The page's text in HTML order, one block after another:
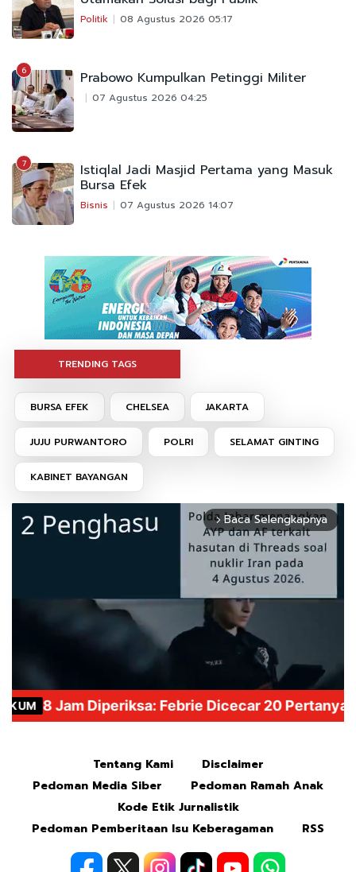
Politik 08 Agustus 2026 05:17
6 Prabowo Kumpulkan Petinggi Militer
07 Agustus 2026 04:25
7 Istiqlal Jadi Masjid Pertama yang Masuk
Bursa Efek
Bisnis 07 Agustus 2026 14:07
TRENDING TAGS
BURSA EFEK CHELSEA JAKARTA
JUJU PURWANTORO POLRI SELAMAT GINTING
KABINET BAYANGAN
arrow_forward_ios Baca Selengkapnya
Tentang Kami
Disclaimer
Pedoman Media Siber
Pedoman Ramah Anak
Kode Etik Jurnalistik
Pedoman Pemberitaan Isu Keberagaman
RSS